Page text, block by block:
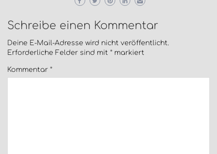
Schreibe einen Kommentar
Deine E-Mail-Adresse wird nicht veröffentlicht.
Erforderliche Felder sind mit * markiert
Kommentar *